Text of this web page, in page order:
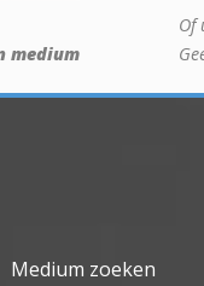
medium
Of
Medium zoeken